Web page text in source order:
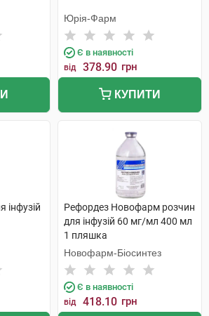
Юрія-Фарм
Є в наявності
від 378.90 грн
КУПИТИ
інфузій
Рефордез Новофарм розчин
для інфузій 60 мг/мл 400 мл
1 пляшка
Новофарм-Біосинтез
Є в наявності
від 418.10 грн